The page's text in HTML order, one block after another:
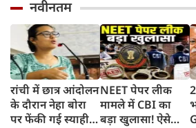
नवीनतम
रांची में छात्र आंदोलन
के दौरान नेहा बोरा
पर फेंकी गई स्याही,
NEET पेपर लीक
मामले में CBI का
बड़ा खुलासा! ऐसे